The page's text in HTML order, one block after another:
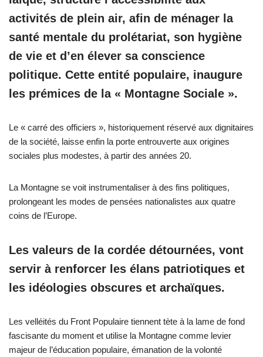
activités de plein air, afin de ménager la
santé mentale du prolétariat, son hygiène
de vie et d’en élever sa conscience
politique. Cette entité populaire, inaugure
les prémices de la « Montagne Sociale ».
Le « carré des officiers », historiquement réservé aux dignitaires
de la société, laisse enfin la porte entrouverte aux origines
sociales plus modestes, à partir des années 20.
La Montagne se voit instrumentaliser à des fins politiques,
prolongeant les modes de pensées nationalistes aux quatre
coins de l’Europe.
Les valeurs de la cordée détournées, vont
servir à renforcer les élans patriotiques et
les idéologies obscures et archaïques.
Les velléités du Front Populaire tiennent tète à la lame de fond
fascisante du moment et utilise la Montagne comme levier
majeur de l’éducation populaire, émanation de la volonté